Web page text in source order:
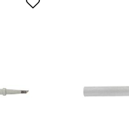
Add to favorites